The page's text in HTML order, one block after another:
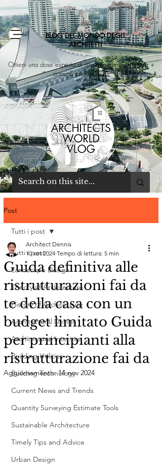
BLOG DEL MONDO DEGLI
ARCHITETTI
Ottieni una dose esperta di istruzione in architettura +
consigli professionali
Post
Tutti i post
Landscape Design
Theory of Architecture
History of Architecture
Architectural Design
Architectural Interiors
Building Utilities
Building Technology
Current News and Trends
Quantity Surveying Estimate Tools
Sustainable Architecture
Timely Tips and Advice
Urban Design
Tutti i post
Guida definitiva alle
ristrutturazioni fai da
te della casa con un
budget limitato Guida
per principianti alla
ristrutturazione fai da
Architect Dennis
10 set 2024 Tempo di lettura: 5 min
Aggiornamento:14 nov 2024